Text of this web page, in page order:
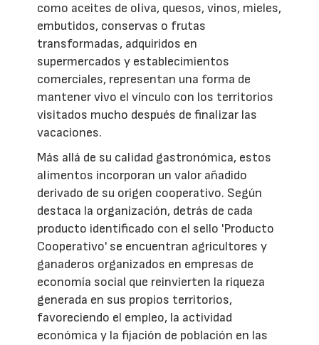
como aceites de oliva, quesos, vinos, mieles,
embutidos, conservas o frutas
transformadas, adquiridos en
supermercados y establecimientos
comerciales, representan una forma de
mantener vivo el vínculo con los territorios
visitados mucho después de finalizar las
vacaciones.
Más allá de su calidad gastronómica, estos
alimentos incorporan un valor añadido
derivado de su origen cooperativo. Según
destaca la organización, detrás de cada
producto identificado con el sello 'Producto
Cooperativo' se encuentran agricultores y
ganaderos organizados en empresas de
economía social que reinvierten la riqueza
generada en sus propios territorios,
favoreciendo el empleo, la actividad
económica y la fijación de población en las